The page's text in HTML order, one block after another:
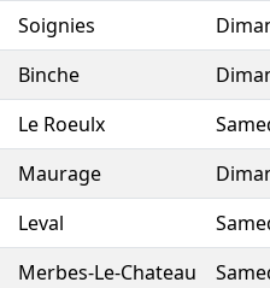
Soignies
Binche
Le Roeulx
Maurage
Leval
Merbes-Le-Chateau